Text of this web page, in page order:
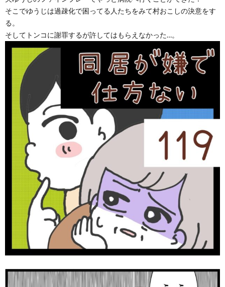
そこでゆうじは過疎化で困ってる人たちをみて村おこしの決意をす
る。
そしてトンコに謝罪するが許してはもらえなかった…。